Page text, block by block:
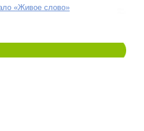
«Живое слово»